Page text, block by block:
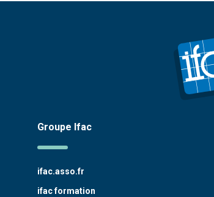
Groupe Ifac
ifac.asso.fr
ifac formation